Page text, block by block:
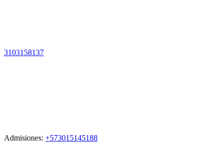
3103158137
Admisiones: +573015145188